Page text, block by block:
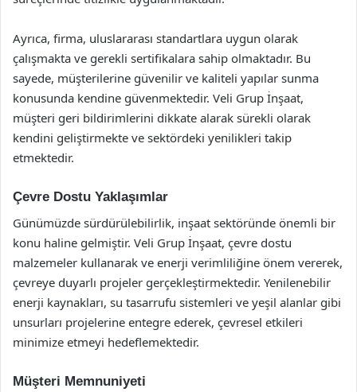
Ayrıca, firma, uluslararası standartlara uygun olarak
çalışmakta ve gerekli sertifikalara sahip olmaktadır. Bu
sayede, müşterilerine güvenilir ve kaliteli yapılar sunma
konusunda kendine güvenmektedir. Veli Grup İnşaat,
müşteri geri bildirimlerini dikkate alarak sürekli olarak
kendini geliştirmekte ve sektördeki yenilikleri takip
etmektedir.
Çevre Dostu Yaklaşımlar
Günümüzde sürdürülebilirlik, inşaat sektöründe önemli bir
konu haline gelmiştir. Veli Grup İnşaat, çevre dostu
malzemeler kullanarak ve enerji verimliliğine önem vererek,
çevreye duyarlı projeler gerçekleştirmektedir. Yenilenebilir
enerji kaynakları, su tasarrufu sistemleri ve yeşil alanlar gibi
unsurları projelerine entegre ederek, çevresel etkileri
minimize etmeyi hedeflemektedir.
Müşteri Memnuniyeti